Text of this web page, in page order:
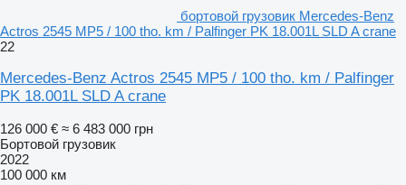
бортовой грузовик Mercedes-Benz
Actros 2545 MP5 / 100 tho. km / Palfinger PK 18.001L SLD A crane
22
Mercedes-Benz Actros 2545 MP5 / 100 tho. km / Palfinger
PK 18.001L SLD A crane
126 000 € ≈ 6 483 000 грн
Бортовой грузовик
2022
100 000 км